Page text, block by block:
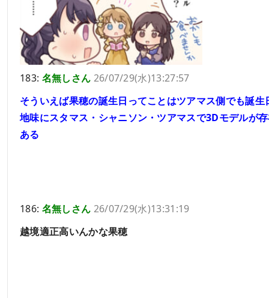
183: 名無しさん 26/07/29(水)13:27:57
そういえば果穂の誕生日ってことはツアマス側でも誕
地味にスタマス・シャニソン・ツアマスで3Dモデルが
ある
186: 名無しさん 26/07/29(水)13:31:19
越境適正高いんかな果穂